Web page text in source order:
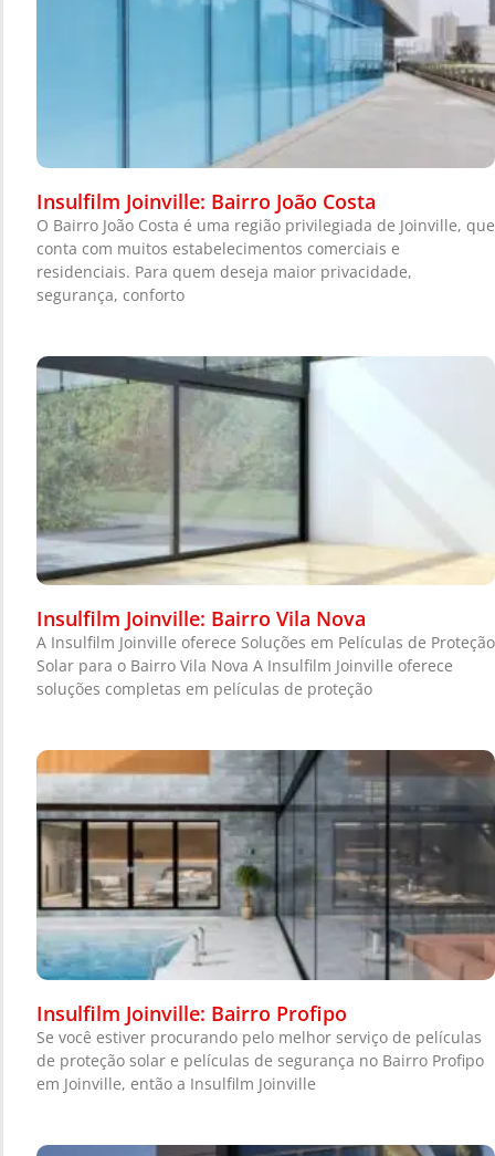
Insulfilm Joinville: Bairro João Costa
O Bairro João Costa é uma região privilegiada de Joinville, que
conta com muitos estabelecimentos comerciais e
residenciais. Para quem deseja maior privacidade,
segurança, conforto
Insulfilm Joinville: Bairro Vila Nova
A Insulfilm Joinville oferece Soluções em Películas de Proteção
Solar para o Bairro Vila Nova A Insulfilm Joinville oferece
soluções completas em películas de proteção
Insulfilm Joinville: Bairro Profipo
Se você estiver procurando pelo melhor serviço de películas
de proteção solar e películas de segurança no Bairro Profipo
em Joinville, então a Insulfilm Joinville